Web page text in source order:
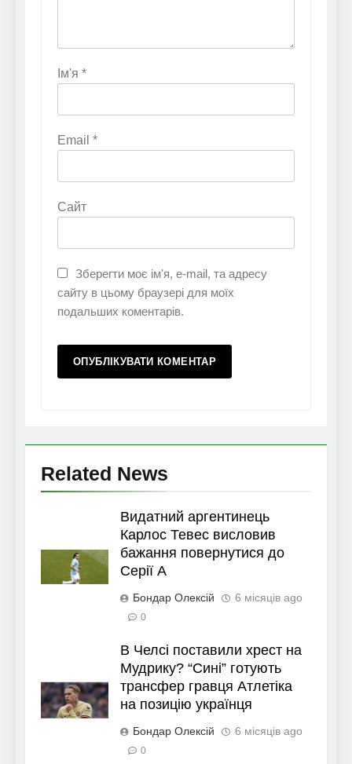
Ім'я *
Email *
Сайт
Зберегти моє ім'я, e-mail, та адресу
сайту в цьому браузері для моїх
подальших коментарів.
Related News
Видатний аргентинець
Карлос Тевес висловив
бажання повернутися до
Серії А
Бондар Олексій 6 місяців ago
0
В Челсі поставили хрест на
Мудрику? “Сині” готують
трансфер гравця Атлетіка
на позицію українця
Бондар Олексій 6 місяців ago
0